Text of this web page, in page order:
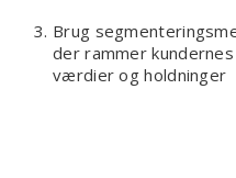
Brug
der rammer
værdier og holdninger